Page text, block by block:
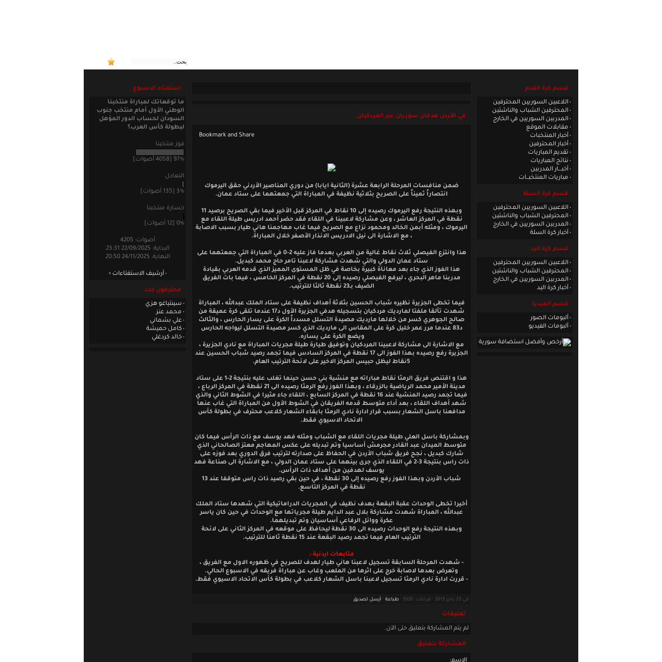
قسم كرة القدم
اللاعبين السوريين المحترفين
المحترفين الشباب والناشئين
المدربين السوريين في الخارج
مقابلات الموقع
أخبار المنتخبات
أخبار المحترفين
تقديم المباريات
نتائج المباريات
أخبـــار المدربين
مباريات المنتخبــات
قسم كرة السلة
اللاعبين السوريين المحترفين
المحترفين الشباب والناشئين
المدربين السوريين في الخارج
أخبار كرة السلة
قسم كرة اليد
اللاعبين السوريين المحترفين
المحترفين الشباب والناشئين
المدربين السوريين في الخارج
أخبار كرة اليد
قسم الميديا
ألبومات الصور
ألبومات الفيديو
في الأردن هدفان سوريان عبر المردكيان.
ضمن منافسات المرحلة الرابعة عشرة (الثانية ايابا) من دوري المناصير الأردني حقق اليرموك
انتصاراً ثميناً على الصريح بثلاثية نظيفة في المباراة التي جمعتهما على ستاد عمان.
وبهذه النتيجة رفع اليرموك رصيده إلى 10 نقاط في المركز قبل الأخير فيما بقي الصريح برصيد 11
نقطة في المركز العاشر ، وعن مشاركة لاعبينا في اللقاء فقد حضر أحمد ادريس طيلة اللقاء مع
اليرموك ، ومثله أبمن الخالد ومحمود نزاع مع الصريح فيما غاب مهاجمنا هاني طيار بسبب الاصابة
، مع الاشارة الى نيل الادريس الانذار الأصفر خلال المباراة.
هذا وانتزع الفيصلي ثلاث نقاط غالية من العربي بعدما فاز عليه 2-0 في المباراة التي جمعتهما على
ستاد عمان الدولي والتي شهدت مشاركة لاعبنا تامر حاج محمد كبديل.
هذا الفوز الذي جاء بعد معاناة كبيرة بخاصة في ظل المستوى المميز الذي قدمه العربي بقيادة
مدربنا ماهر البحري ، ليرفع الفيصلي رصيده إلى 20 نقطة في المركز الخامس ، فيما بات الفريق
الضيف بـ23 نقطة ثالثا للترتيب.
فيما تخطى الجزيرة نظيره شباب الحسين بثلاثة أهداف نظيفة على ستاد الملك عبدالله ، المباراة
شهدت تألقا ملفتا لمارديك مردكيان بتسجيله هدفي الجزيرة الأول د17 عندما تلقى كرة عميقة من
صالح الجوهري كسر من خلالها مارديك مصيدة التسلل مسدداً الكرة على يسار الحارس ، والثالث
د83 عندما مرر عمر خليل كرة على المقاس الى مارديك الذي كسر مصيدة التسلل ليواجه الحارس
ويضع الكرة على يساره.
مع الاشارة الى مشاركة لاعبينا المردكيان وتوفيق طيارة طيلة مجريات المباراة مع نادي الجزيرة ،
الجزيرة رفع رصيده بهذا الفوز الى 17 نقطة في المركز السادس فيما تجمد رصيد شباب الحسين عند
5نقاط ليظل حبيس المركز الاخير على لائحة الترتيب العام.
هذا و اقتنص فريق الرمثا نقاط مباراته مع منشية بني حسن حينما تغلب عليه بنتيجة 2-1 على ستاد
مدينة الأمير محمد الرياضية بالزرقاء ، وبهذا الفوز رفع الرمثا رصيده الى 21 نقطة في المركز الرباع ،
فيما تجمد رصيد المنشية عند 16 نقطة في المركز السابع ، اللقاء جاء مثيرا في الشوط الثاني والذي
شهد أهداف اللقاء ، بعد أداء متوسط قدمه الفريقان في الشوط الأول من المباراة التي غاب عنها
مدافعنا باسل الشعار بسبب قرار ادارة نادي الرمثا بابقاء الشعار كلاعب محترف في بطولة كأس
الاتحاد الاسيوي فقط.
وبمشاركة باسل العلي طيلة مجريات اللقاء مع الشباب ومثله فهد يوسف مع ذات الرأس فيما كان
متوسط الميدان عبد القادر مجرمش أساسيا وتم تبديله على عكس المهاجم معتز الصالحاني الذي
شارك كبديل ، نجح فريق شباب الأردن في الحفاظ على صدارته لترتيب فرق الدوري بعد فوزه على
ذات راس بنتيجة 3-2 في اللقاء الذي جرى بينهما على ستاد عمان الدولي ، مع الاشارة الى صناعة فهد
يوسف لهدفين من أهداف ذات الرأس.
شباب الأردن وبهذا الفوز رفع رصيده إلى 30 نقطة ، في حين بقي رصيد ذات راس متوقفا عند 13
نقطة في المركز التاسع.
أخيرا تخطى الوحدات عقبة البقعة بهدف نظيف في المجريات الدراماتيكية التي شهدها ستاد الملك
عبدالله ، المباراة شهدت مشاركة بلال عبد الدايم طيلة مجرياتها مع الوحدات في حين كان ياسر
عكرة ووائل الرفاعي أساسيان وتم تبديلهما.
وبهذه النتيجة رفع الوحدات رصيده الى 30 نقطة ليحافظ على موقعه في المركز الثاني على لائحة
الترتيب العام فيما تجمد رصيد البقعة عند 15 نقطة ثامنا للترتيب.
متابعات اردنية :
- شهدت المرحلة السابقة تسجيل لاعبنا هاني طيار لهدف للصريح في ظهوره الاول مع الفريق ،
وتعرض بعدها لاصابة خرج على اثرها من الملعب وغاب عن مباراة فريقه في الاسبوع الحالي.
- قررت ادارة نادي الرمثا تسجيل لاعبنا باسل الشعار كلاعب في بطولة كأس الاتحاد الاسيوي فقط.
في 23 يناير 2013 · قراءات: 5520 · طباعة أرسل لصديق
تعليقات
لم يتم المشاركة بتعليق حتى الآن.
المشاركة بتعليق
الاسم:
استفتاء الاسبوع
ما توقعاتك لمباراة منتخبنا
الوطني الأول أمام منتخب جنوب
السودان لحساب الدور المؤهل
لبطولة كأس العرب؟
فوز منتخبنا
97% [4058 أصوات]
التعادل
3% [135 أصوات]
خسارة منتخبنا
0% [12 أصوات]
أصوات: 4205
البداية: 22/09/2025 23:31
النهاية: 24/11/2025 20:50
أرشيف الاستفتاءات
محترفون جدد
سينتياغو هزي
محمد عنز
علي بشماني
كامل حميشة
خالد كردغلي